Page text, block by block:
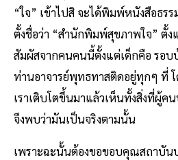
“ใจ” เข้าไปสิ จะได้พิมพ์หนังสือธรร
ตั้งชื่อว่า “สำนักพิมพ์สุขภาพใจ” ตั้ง
สัมผัสจากคนคนนี้ตั้งแต่เด็กคือ รอบ
ท่านอาจารย์พุทธทาสติดอยู่ทุกๆ ที่ โ
เราเติบโตขึ้นมาแล้วเห็นทั้งสิ่งที่ผู้ค
จึงพบว่ามันเป็นจริงตามนั้น
เพราะฉะนั้นต้องขอขอบคุณสถาบัน